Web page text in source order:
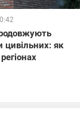
цивільних: як